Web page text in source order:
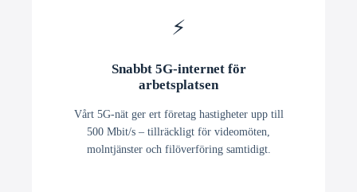
⚡
Snabbt 5G-internet för
arbetsplatsen
Vårt 5G-nät ger ert företag hastigheter upp till
500 Mbit/s – tillräckligt för videomöten,
molntjänster och filöverföring samtidigt.